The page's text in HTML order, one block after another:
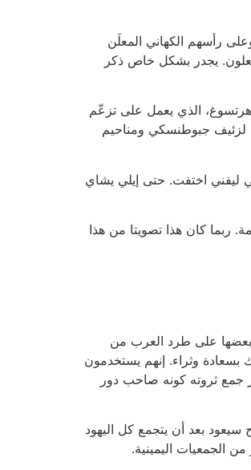
فحسب، وعلى رأسهم الكهاني المعلَن
يعلون. يجدر بشكل خاص ذكر
هرتسوغ، الذي يعمل على تزعّم
لزئيف جبوطنسكي ومناحيم
باراك اختفى. تسيبي ليفني اختفت. حتى إيلي يشاي
ربما كان هذا تصويتا من هذا
بعضها على طرد العرب من
بسعادة وثراء. إنهم يستخدمون
جمع ثروته كونه صاحب دور
بعد أن يتجمع كل اليهود
الجمعيات اليمينية.